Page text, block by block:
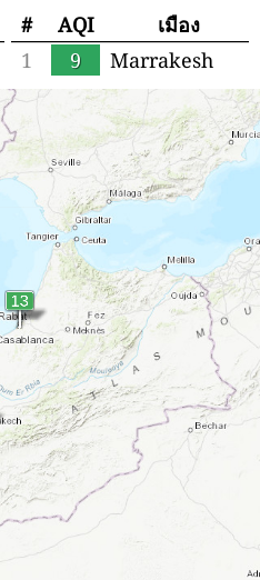
#
AQI
เมือง
1
9 Marrakesh